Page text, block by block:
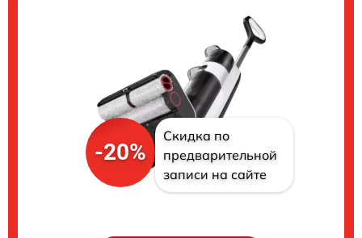
-20%
Скидка по
предварительной
записи на сайте